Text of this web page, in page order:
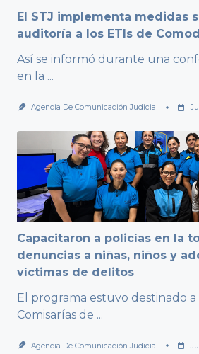
El STJ implementa medidas
auditoría a los ETIs de
Así se informó durante una
en la ...
Agencia De Comunicación Judicial
Capacitaron a policías en la
denuncias a niñas, niños y
víctimas de delitos
El programa estuvo destinado
Comisarías de ...
Agencia De Comunicación Judicial